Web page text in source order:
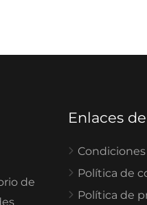
de
Enlaces
Política de
Política de